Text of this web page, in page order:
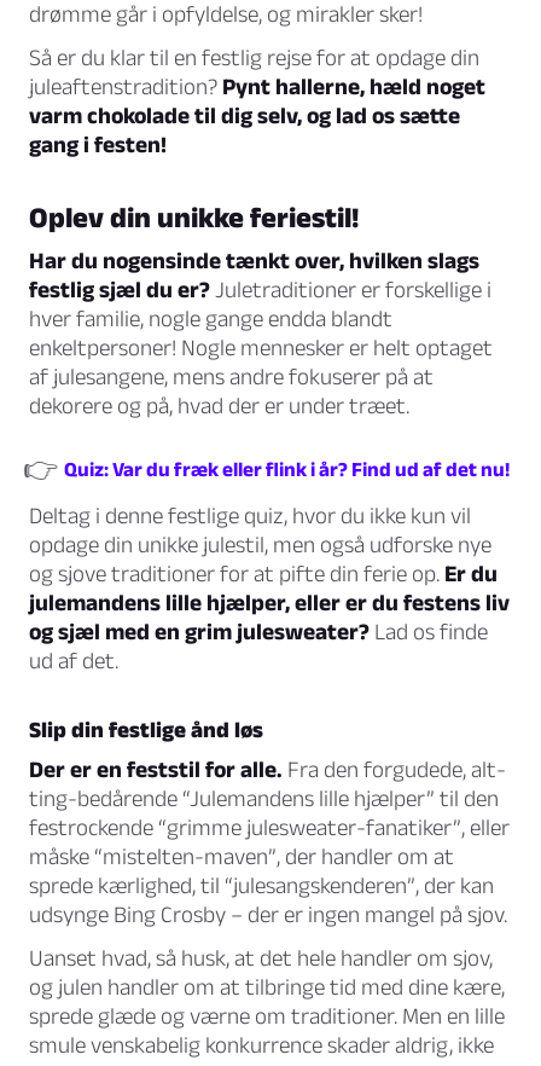
drømme går i opfyldelse, og mirakler sker!
Så er du klar til en festlig rejse for at opdage din
juleaftenstradition? Pynt hallerne, hæld noget
varm chokolade til dig selv, og lad os sætte
gang i festen!
Oplev din unikke feriestil!
Har du nogensinde tænkt over, hvilken slags
festlig sjæl du er?Juletraditioner er forskellige i
hver familie, nogle gange endda blandt
enkeltpersoner! Nogle mennesker er helt optaget
af julesangene, mens andre fokuserer på at
dekorere og på, hvad der er under træet.
👉 Quiz: Var du fræk eller flink i år? Find ud af det nu!
Deltag i denne festlige quiz, hvor du ikke kun vil
opdage din unikke julestil, men også udforske nye
og sjove traditioner for at pifte din ferie op. Er du
julemandens lille hjælper, eller er du festens liv
og sjæl med en grim julesweater? Lad os finde
ud af det.
Slip din festlige ånd løs
Der er en feststil for alle. Fra den forgudede, alt-
ting-bedårende “Julemandens lille hjælper” til den
festrockende “grimme julesweater-fanatiker”, eller
måske “mistelten-maven”, der handler om at
sprede kærlighed, til “julesangskenderen”, der kan
udsynge Bing Crosby – der er ingen mangel på sjov.
Uanset hvad, så husk, at det hele handler om sjov,
og julen handler om at tilbringe tid med dine kære,
sprede glæde og værne om traditioner. Men en lille
smule venskabelig konkurrence skader aldrig, ikke